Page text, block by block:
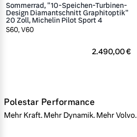
Sommerrad, "10-Speichen-Turbinen-
Design Diamantschnitt Graphitoptik"
20 Zoll, Michelin Pilot Sport 4
S60, V60
2.490,00 €
Polestar Performance
Mehr Kraft. Mehr Dynamik. Mehr Volvo.